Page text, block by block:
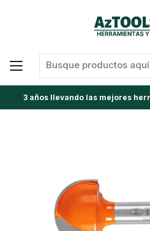
3 años llevando las mejores